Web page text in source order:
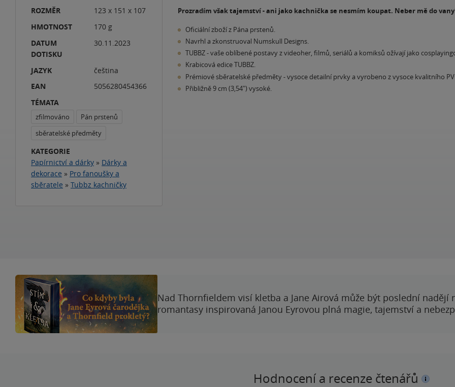
ROZMĚR
123 x 151 x 107
HMOTNOST
170 g
DATUM
DOTISKU
30.11.2023
JAZYK
čeština
EAN
5056280454366
TÉMATA
zfilmováno
Pán prstenů
sběratelské předměty
KATEGORIE
Papírnictví a dárky » Dárky a
dekorace » Pro fanoušky a
sběratele » Tubbz kachničky
Prozradím však tajemství - ani jako kachnička se nesmím koupat. Neber mě do
Oficiální zboží z Pána prstenů.
Navrhl a zkonstruoval Numskull Designs.
TUBBZ - vaše oblíbené postavy z videoher, filmů, seriálů a komiksů ožívají jako
Krabicová edice TUBBZ.
Prémiové sběratelské předměty - vysoce detailní prvky a vyrobeno z vysoce kvalitního
Přibližně 9 cm (3,54") vysoké.
Nad Thornfieldem visí kletba a Jane Airová může být poslední
romantasy inspirovaná Janou Eyrovou plná magie, tajemství a
Hodnocení a recenze čtenářů